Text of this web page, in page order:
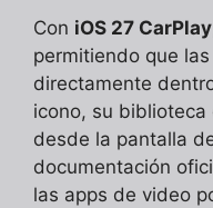
Con iOS 27 CarPlay
permitiendo que
directamente
icono, su
desde la pantalla
documentación
las apps de video